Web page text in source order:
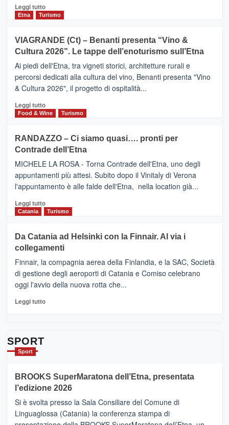
dati
di
Anche
la
Alcantara
nei
primi
nella
classifica
Leggi tuttoLeggi
di
IL
SAN
DOMENICO
PALACE
TAORMINA,
UN
HOTEL
FOUR
IL
NUOVO
SUMMER
CLUB
Etna Turismo
VIAGRANDE (Ct) – Benanti presenta “Vino &
Cultura 2026”. Le tappe dell’enoturismo sull’Etna
Ai piedi dell'Etna, tra vigneti storici, architetture rurali e
percorsi dedicati alla cultura del vino, Benanti presenta "Vino
& Cultura 2026", il progetto di ospitalità...
Leggi tuttoLeggi
di
VIAGRANDE
(Ct)
–
Benanti
presenta
“Vino
&
Cultura
tappe
dell’enoturismo
Food & Wine Turismo
RANDAZZO – Ci siamo quasi…. pronti per
Contrade dell’Etna
MICHELE LA ROSA - Torna Contrade dell'Etna, uno degli
appuntamenti più attesi. Subito dopo il Vinitaly di Verona
l'appuntamento è alle falde dell'Etna, nella location già...
Leggi tuttoLeggi
di
RANDAZZO
–
Ci
siamo
quasi….
pronti
per
Catania Turismo
Da Catania ad Helsinki con la Finnair. Al via i
collegamenti
Finnair, la compagnia aerea della Finlandia, e la SAC, Società
di gestione degli aeroporti di Catania e Comiso celebrano
oggi l'avvio della nuova rotta che...
Leggi tuttoLeggi
con
la
Al
via
SPORT
Sport
BROOKS SuperMaratona dell’Etna, presentata
l’edizione 2026
Si è svolta presso la Sala Consiliare del Comune di
Linguaglossa (Catania) la conferenza stampa di